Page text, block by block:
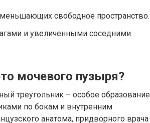
свободное пространство.
и увеличенными соседними
мочевого пузыря?
треугольник – особое образование
по бокам и внутренним
анатома, придворного врача